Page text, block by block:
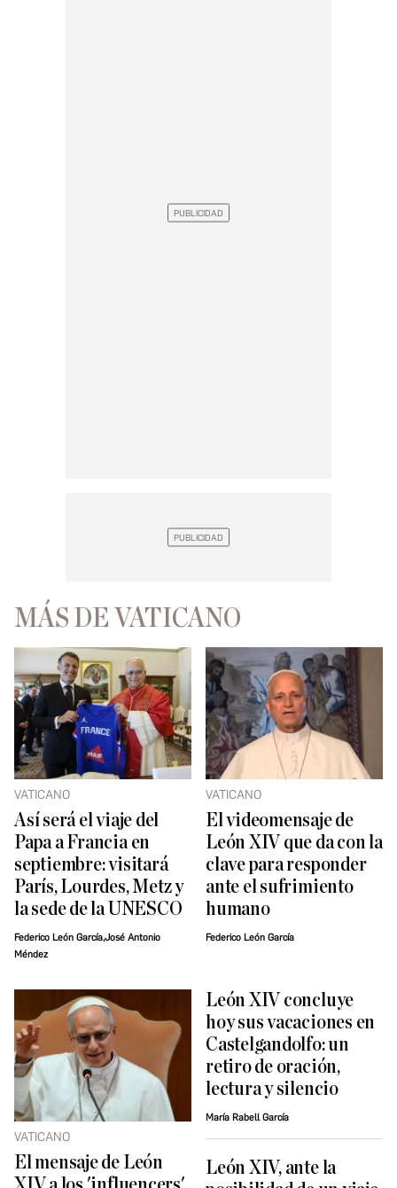
MÁS DE VATICANO
VATICANO
Así será el viaje del
Papa a Francia en
septiembre: visitará
París, Lourdes, Metz y
la sede de la UNESCO
Federico León García,José Antonio
Méndez
VATICANO
El videomensaje de
León XIV que da con la
clave para responder
ante el sufrimiento
humano
Federico León García
VATICANO
El mensaje de León
León XIV concluye
hoy sus vacaciones en
Castelgandolfo: un
retiro de oración,
lectura y silencio
María Rabell García
León XIV, ante la